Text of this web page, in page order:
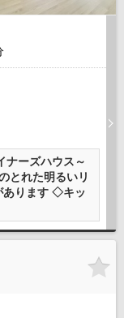
ナーズハウス～
とれた明るいリ
あります ◇キッ